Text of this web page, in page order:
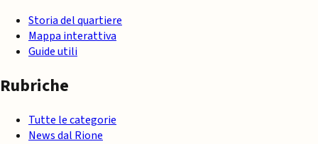
Storia del quartiere
Mappa interattiva
Guide utili
Rubriche
Tutte le categorie
News dal Rione